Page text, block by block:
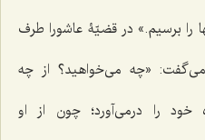
را برسیم.» در قضیّۀ عاشورا طرف
«چه می‌خواهید؟ از چه
خود را درمی‌آورد؛ چون از او